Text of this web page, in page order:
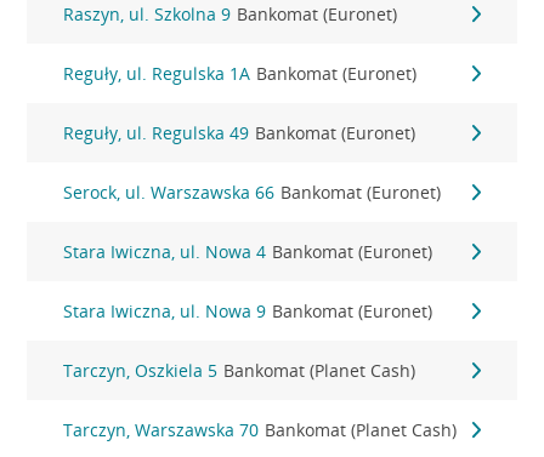
Raszyn, ul. Szkolna 9 Bankomat (Euronet)
Reguły, ul. Regulska 1A Bankomat (Euronet)
Reguły, ul. Regulska 49 Bankomat (Euronet)
Serock, ul. Warszawska 66 Bankomat (Euronet)
Stara Iwiczna, ul. Nowa 4 Bankomat (Euronet)
Stara Iwiczna, ul. Nowa 9 Bankomat (Euronet)
Tarczyn, Oszkiela 5 Bankomat (Planet Cash)
Tarczyn, Warszawska 70 Bankomat (Planet Cash)